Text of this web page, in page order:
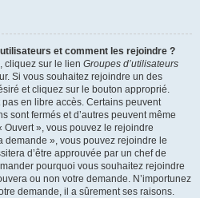
et comment les rejoindre ?
cliquez sur le lien Groupes d’utilisateurs
Si vous souhaitez rejoindre un des
et cliquez sur le bouton approprié.
en libre accès. Certains peuvent
sont fermés et d’autres peuvent même
», vous pouvez le rejoindre
demande », vous pouvez rejoindre le
d’être approuvée par un chef de
pourquoi vous souhaitez rejoindre
ou non votre demande. N’importunez
demande, il a sûrement ses raisons.